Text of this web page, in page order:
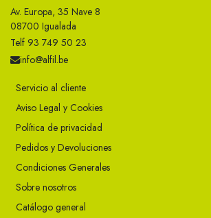
Av. Europa, 35 Nave 8
08700 Igualada
Telf 93 749 50 23
info@alfil.be
Servicio al cliente
Aviso Legal y Cookies
Política de privacidad
Pedidos y Devoluciones
Condiciones Generales
Sobre nosotros
Catálogo general